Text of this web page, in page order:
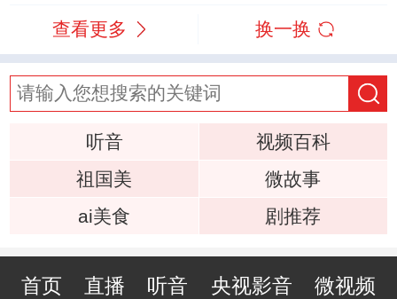
查看更多 换一换
听音
视频百科
祖国美
微故事
ai美食
剧推荐
首页 直播 听音 央视影音 微视频